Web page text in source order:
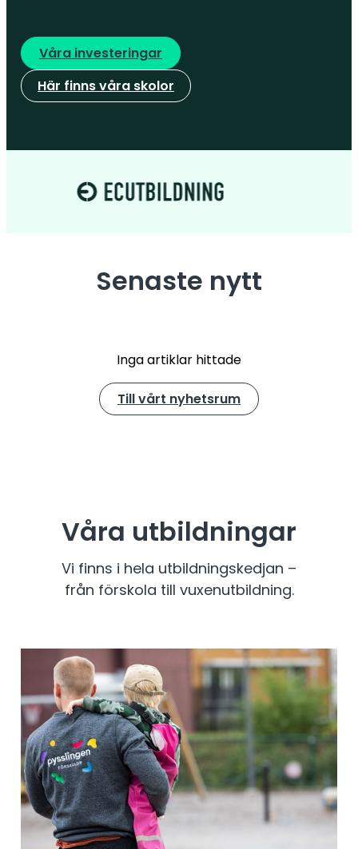
Våra investeringar
Här finns våra skolor
Senaste nytt
Inga artiklar hittade
Till vårt nyhetsrum
Våra utbildningar
Vi finns i hela utbildningskedjan –
från förskola till vuxenutbildning.